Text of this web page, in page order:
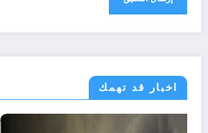
اخبار قد تهمك